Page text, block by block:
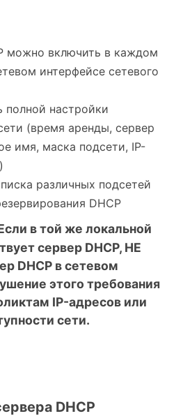
можно включить в каждом
интерфейсе сетевого
полной настройки
(время аренды, сервер
имя, маска подсети, IP-
различных подсетей
DHCP
в той же локальной
сервер DHCP, НЕ
DHCP в сетевом
этого требования
IP-адресов или
сети.
DHCP